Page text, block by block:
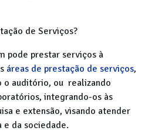
de Serviços?
pode prestar serviços à
áreas de prestação de serviços,
o auditório, ou realizando
integrando-os às
e extensão, visando atender
e da sociedade.